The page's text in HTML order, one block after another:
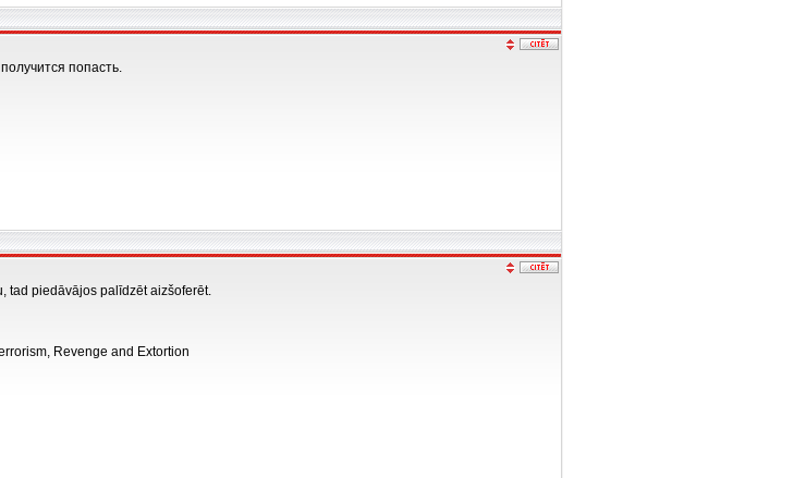
попасть.
tad piedāvājos palīdzēt aizšoferēt.
Revenge and Extortion